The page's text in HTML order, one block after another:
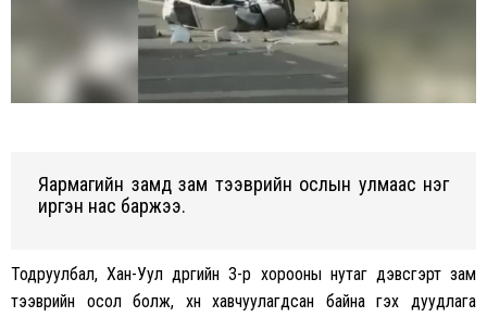
Яармагийн замд зам тээврийн ослын улмаас нэг
иргэн нас баржээ.
Тодруулбал, Хан-Уул дүүргийн 3-р хорооны нутаг дэвсгэрт зам
тээврийн осол болж, хүн хавчуулагдсан байна гэх дуудлага